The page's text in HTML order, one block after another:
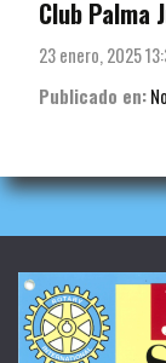
Club Palma
23 enero, 2025
Publicado en: